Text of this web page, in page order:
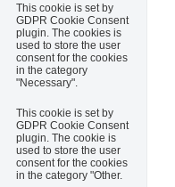
This cookie is set by
GDPR Cookie Consent
plugin. The cookies is
used to store the user
consent for the cookies
in the category
"Necessary".
This cookie is set by
GDPR Cookie Consent
plugin. The cookie is
used to store the user
consent for the cookies
in the category "Other.